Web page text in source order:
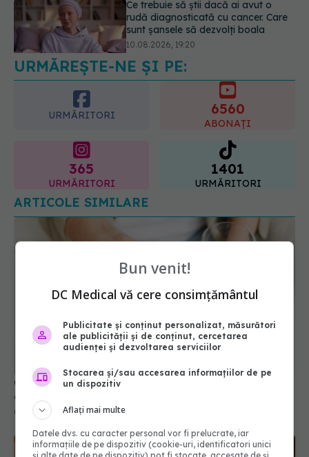
A murit Prof. Dr. Ioana Micle, un
reper al pediatriei timișorene
10.08.2026, 21:51
URMĂREȘTE-NE ȘI PE:
URMĂRITORI 6560
ABONAȚI
365
URMĂRITORI
1401
URMĂRITORI
ARTICOLE SIMILARE
Coama leului, noua vedetă printre suplimente. La
ce folosește?
08 iul 2026, 22:31
Bun venit!
DC Medical vă cere consimțământul
Publicitate și conținut personalizat, măsurători
ale publicității și de conținut, cercetarea
audienței și dezvoltarea serviciilor
Stocarea și/sau accesarea informațiilor de pe
un dispozitiv
Aflați mai multe
Datele dvs. cu caracter personal vor fi prelucrate, iar
informațiile de pe dispozitiv (cookie-uri, identificatori unici